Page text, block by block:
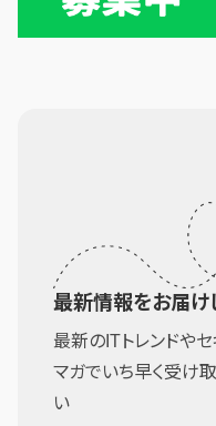
最新情報をお届け
最新のITトレンドや
マガでいち早く受け
い